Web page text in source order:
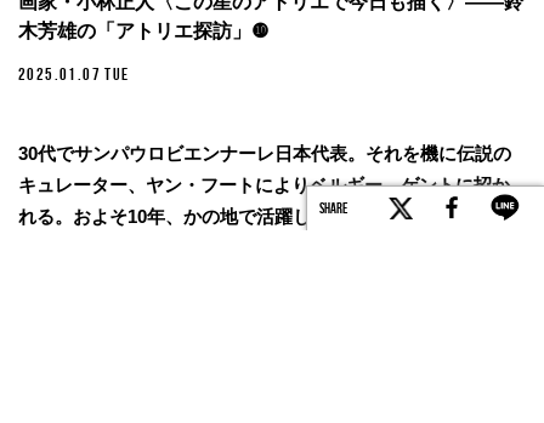
SHARE
木芳雄の「アトリエ探訪」❿
2025.01.07 TUE
30代でサンパウロビエンナーレ日本代表。それを機に伝説の
キュレーター、ヤン・フートによりベルギー、ゲントに招か
れる。およそ10年、かの地で活躍した画家が日本でアトリエ